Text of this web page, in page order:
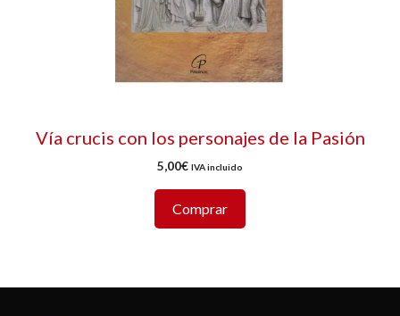
Vía crucis con los personajes de la Pasión
5,00€ IVA incluido
Comprar